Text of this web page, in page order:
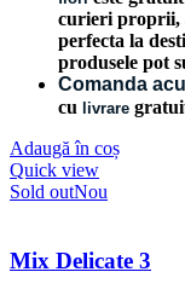
curieri proprii,
perfecta la
produsele pot
Comanda
cu livrare
Adaugă în coș
Quick view
Sold outNou
Mix Delicate 3